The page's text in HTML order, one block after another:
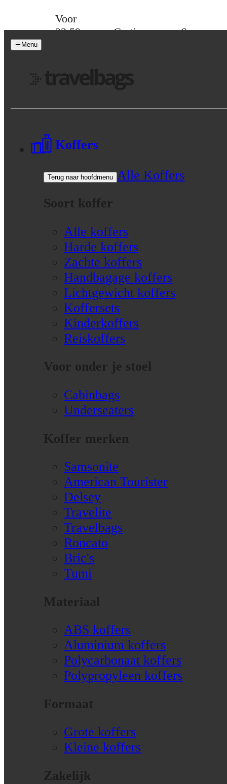
Voor
23:59
Gratis
Spaar
Menu
Koffers
Terug naar hoofdmenu
Alle Koffers
Soort koffer
Alle koffers
Harde koffers
Zachte koffers
Handbagage koffers
Lichtgewicht koffers
Koffersets
Kinderkoffers
Reiskoffers
Voor onder je stoel
Cabinbags
Underseaters
Koffer merken
Samsonite
American Tourister
Delsey
Travelite
Travelbags
Roncato
Bric's
Tumi
Materiaal
ABS koffers
Aluminium koffers
Polycarbonaat koffers
Polypropyleen koffers
Formaat
Grote koffers
Kleine koffers
Zakelijk